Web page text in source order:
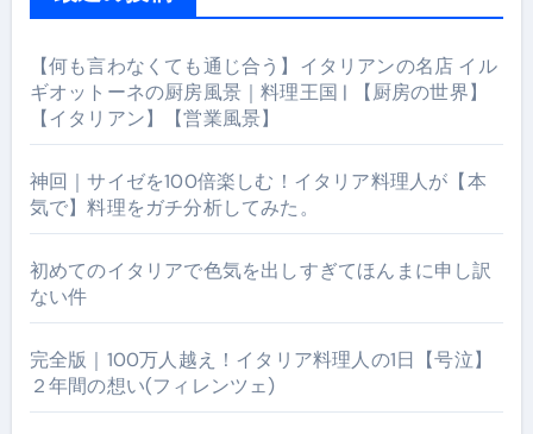
【何も言わなくても通じ合う】イタリアンの名店 イル
ギオットーネの厨房風景｜料理王国 | 【厨房の世界】
【イタリアン】【営業風景】
神回｜サイゼを100倍楽しむ！イタリア料理人が【本
気で】料理をガチ分析してみた。
初めてのイタリアで色気を出しすぎてほんまに申し訳
ない件
完全版｜100万人越え！イタリア料理人の1日【号泣】
２年間の想い(フィレンツェ)